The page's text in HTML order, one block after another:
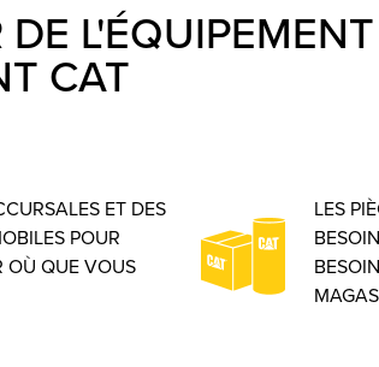
DE
CAT
ET DES
POUR
OÙ QUE VOUS
LES